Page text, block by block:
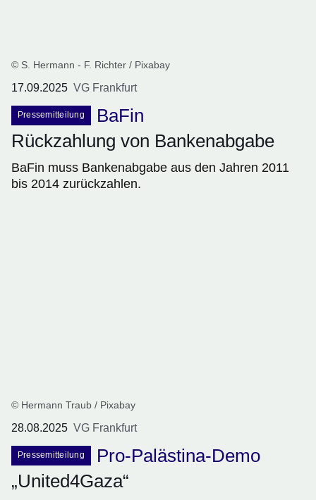
© S. Hermann - F. Richter / Pixabay
17.09.2025 VG Frankfurt
Pressemitteilung
BaFin
Rückzahlung von Bankenabgabe
BaFin muss Bankenabgabe aus den Jahren 2011
bis 2014 zurückzahlen.
© Hermann Traub / Pixabay
28.08.2025 VG Frankfurt
Pressemitteilung
Pro-Palästina-Demo
„United4Gaza“